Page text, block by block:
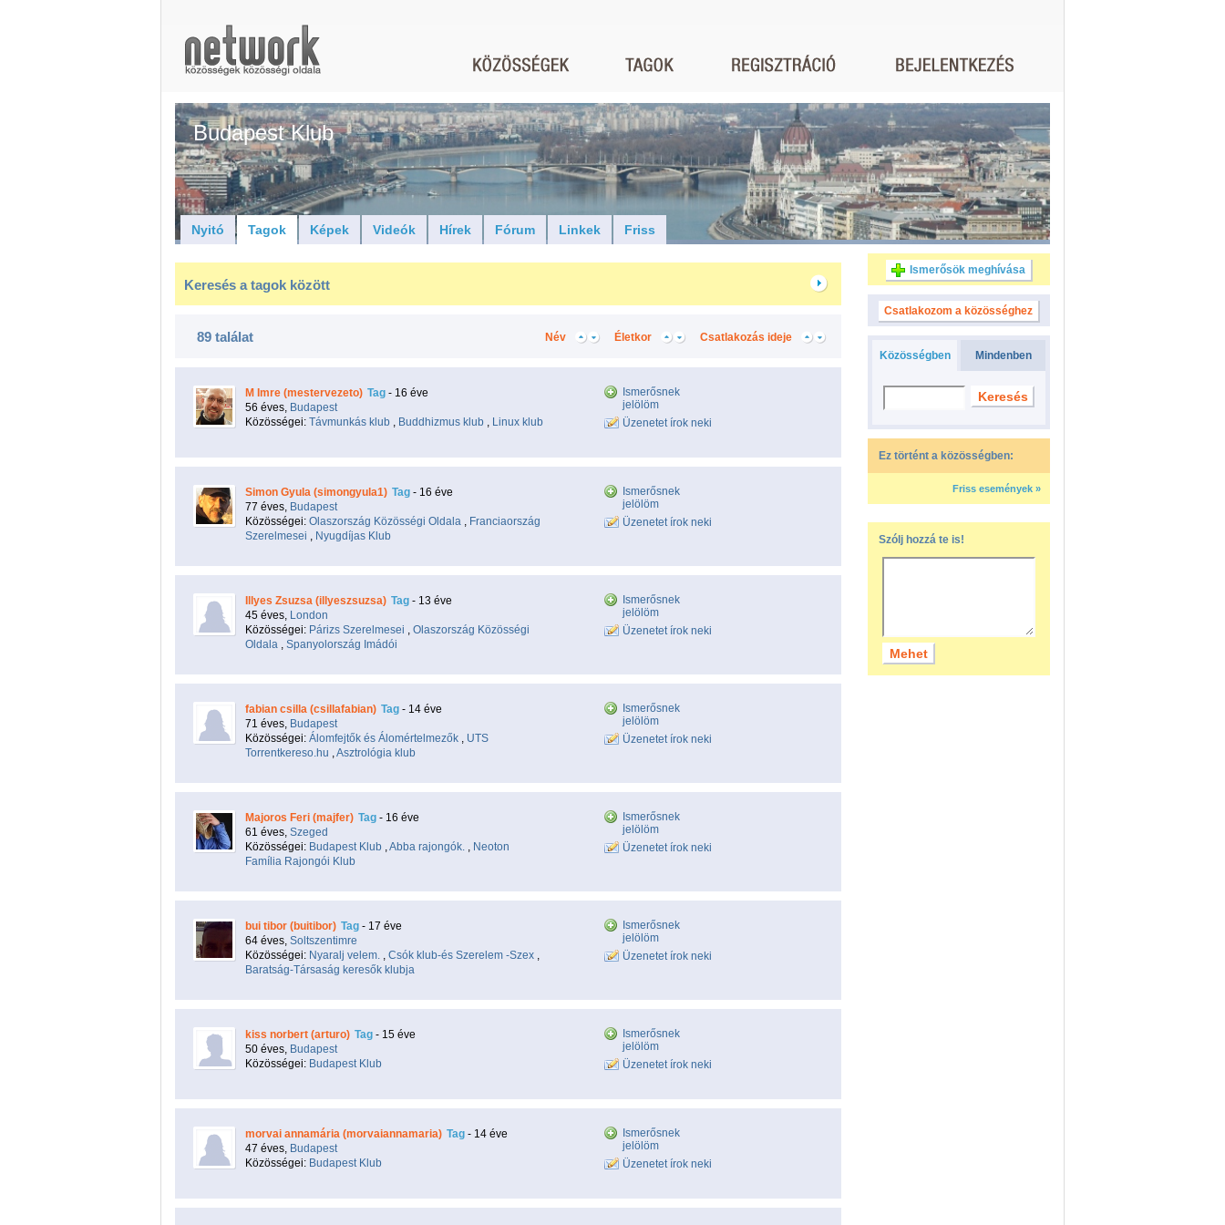
Budapest Klub
Nyitó Tagok Képek Videók Hírek Fórum Linkek Friss
Keresés a tagok között
89 találat Csatlakozás ideje
Életkor
Név
M Imre (mestervezeto) Tag - 16 éve
56 éves, Budapest
Közösségei: Távmunkás klub , Buddhizmus klub , Linux klub
Ismerősnek
jelölöm
Üzenetet írok neki
Simon Gyula (simongyula1) Tag - 16 éve
77 éves, Budapest
Közösségei: Olaszország Közösségi Oldala , Franciaország
Szerelmesei , Nyugdíjas Klub
Ismerősnek
jelölöm
Üzenetet írok neki
Illyes Zsuzsa (illyeszsuzsa) Tag - 13 éve
45 éves, London
Közösségei: Párizs Szerelmesei , Olaszország Közösségi
Oldala , Spanyolország Imádói
Ismerősnek
jelölöm
Üzenetet írok neki
fabian csilla (csillafabian) Tag - 14 éve
71 éves, Budapest
Közösségei: Álomfejtők és Álomértelmezők , UTS
Torrentkereso.hu ,Asztrológia klub
Ismerősnek
jelölöm
Üzenetet írok neki
Majoros Feri (majfer) Tag - 16 éve
61 éves, Szeged
Közösségei: Budapest Klub ,Abba rajongók. , Neoton
Família Rajongói Klub
Ismerősnek
jelölöm
Üzenetet írok neki
bui tibor (buitibor) Tag - 17 éve
64 éves, Soltszentimre
Közösségei: Nyaralj velem. , Csók klub-és Szerelem -Szex ,
Baratság-Társaság keresők klubja
Ismerősnek
jelölöm
Üzenetet írok neki
kiss norbert (arturo) Tag - 15 éve
50 éves, Budapest
Közösségei: Budapest Klub
Ismerősnek
jelölöm
Üzenetet írok neki
morvai annamária (morvaiannamaria) Tag - 14 éve
47 éves, Budapest
Közösségei: Budapest Klub
Ismerősnek
jelölöm
Üzenetet írok neki
Ismerősök meghívása
Csatlakozom a közösséghez
Közösségben Mindenben
Ez történt a közösségben:
Friss események »
Szólj hozzá te is!